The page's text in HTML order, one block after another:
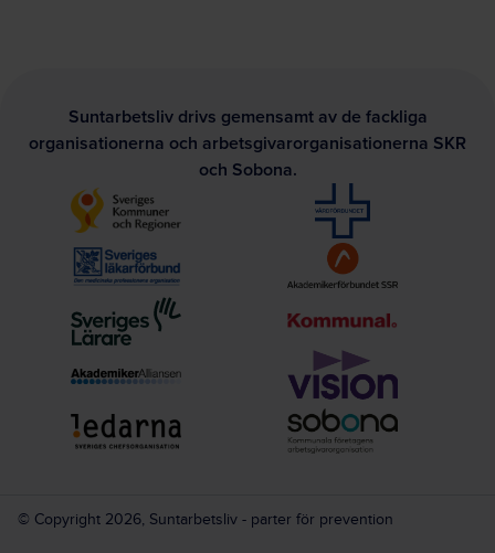
Suntarbetsliv drivs gemensamt av de fackliga
organisationerna och arbetsgivarorganisationerna SKR
och Sobona.
© Copyright 2026, Suntarbetsliv - parter för prevention